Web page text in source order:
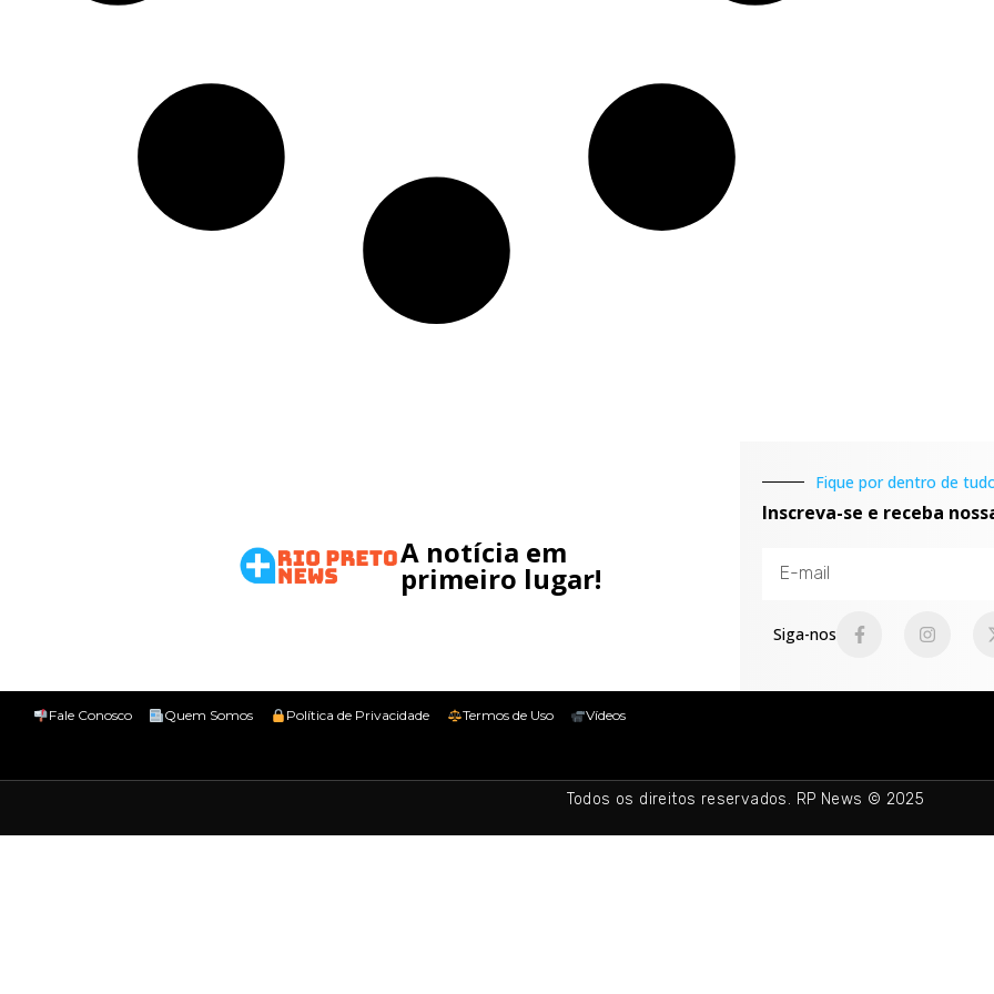
A notícia em
primeiro lugar!
Fique por dentro de
Inscreva-se e receba
Siga-nos
Fale Conosco Quem Somos Política de Privacidade Termos de Uso Vídeos
Todos os direitos reservados. RP News © 2025